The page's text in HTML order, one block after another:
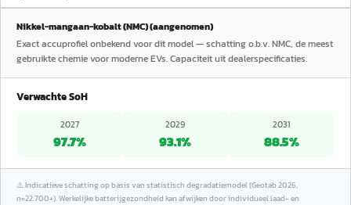
Nikkel-mangaan-kobalt (NMC) (aangenomen)
Exact accuprofiel onbekend voor dit model — schatting o.b.v. NMC, de meest
gebruikte chemie voor moderne EVs. Capaciteit uit dealerspecificaties.
Verwachte SoH
2027
97.7%
2029
93.1%
2031
88.5%
⚠️Indicatieve schatting op basis van statistisch degradatiemodel (Geotab 2026,
n=22.700+). Werkelijke batterijgezondheid kan afwijken door individueel laad- en